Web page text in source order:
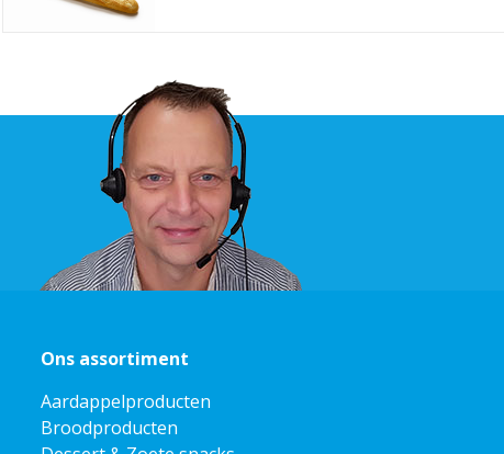
Ons assortiment
Aardappelproducten
Broodproducten